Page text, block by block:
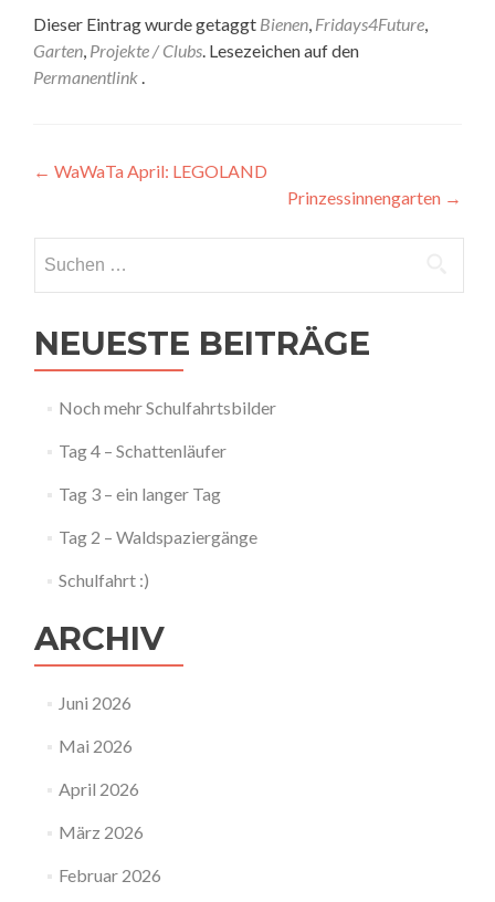
Dieser Eintrag wurde getaggt Bienen, Fridays4Future,
Garten, Projekte / Clubs. Lesezeichen auf den
Permanentlink .
Artikel-
← WaWaTa April: LEGOLAND
Prinzessinnengarten →
nach:
NEUESTE BEITRÄGE
Noch mehr Schulfahrtsbilder
Tag 4 – Schattenläufer
Tag 3 – ein langer Tag
Tag 2 – Waldspaziergänge
Schulfahrt :)
ARCHIV
Juni 2026
Mai 2026
April 2026
März 2026
Februar 2026